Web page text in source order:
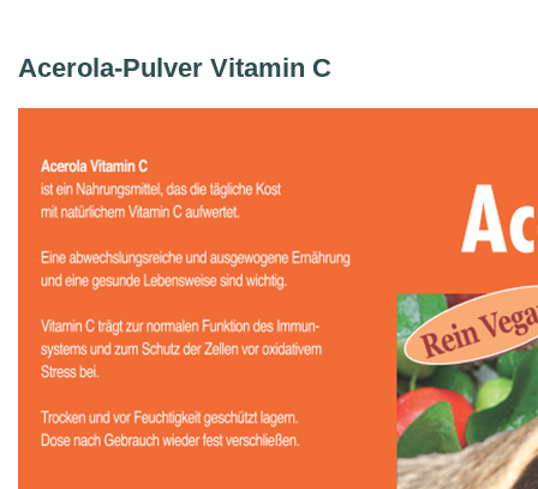
Acerola-Pulver Vitamin C